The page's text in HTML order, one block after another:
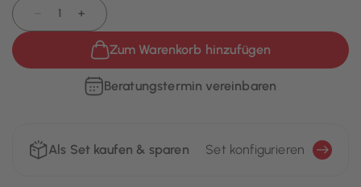
+
Zum Warenkorb hinzufügen
Beratungstermin vereinbaren
Als Set kaufen & sparen Set konfigurieren